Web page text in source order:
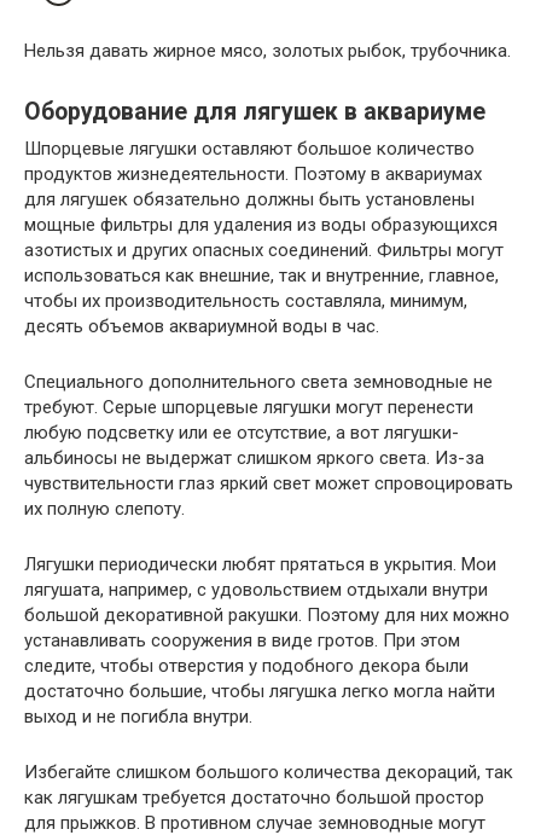
Нельзя давать жирное мясо, золотых рыбок, трубочника.
Оборудование для лягушек в аквариуме
Шпорцевые лягушки оставляют большое количество
продуктов жизнедеятельности. Поэтому в аквариумах
для лягушек обязательно должны быть установлены
мощные фильтры для удаления из воды образующихся
азотистых и других опасных соединений. Фильтры могут
использоваться как внешние, так и внутренние, главное,
чтобы их производительность составляла, минимум,
десять объемов аквариумной воды в час.
Специального дополнительного света земноводные не
требуют. Серые шпорцевые лягушки могут перенести
любую подсветку или ее отсутствие, а вот лягушки-
альбиносы не выдержат слишком яркого света. Из-за
чувствительности глаз яркий свет может спровоцировать
их полную слепоту.
Лягушки периодически любят прятаться в укрытия. Мои
лягушата, например, с удовольствием отдыхали внутри
большой декоративной ракушки. Поэтому для них можно
устанавливать сооружения в виде гротов. При этом
следите, чтобы отверстия у подобного декора были
достаточно большие, чтобы лягушка легко могла найти
выход и не погибла внутри.
Избегайте слишком большого количества декораций, так
как лягушкам требуется достаточно большой простор
для прыжков. В противном случае земноводные могут